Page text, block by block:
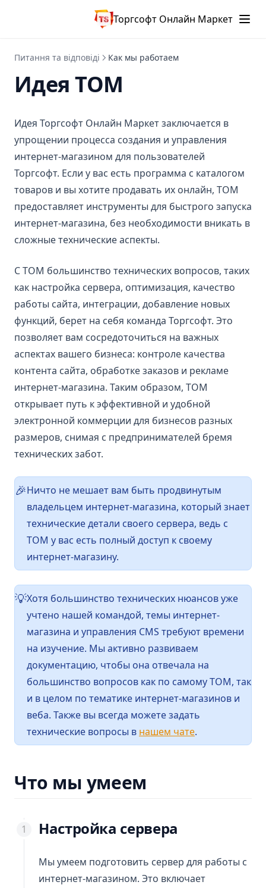
Торгсофт Онлайн Маркет
Питання та відповіді Как мы работаем
Идея ТОМ
Идея Торгсофт Онлайн Маркет заключается в
упрощении процесса создания и управления
интернет-магазином для пользователей
Торгсофт. Если у вас есть программа с каталогом
товаров и вы хотите продавать их онлайн, ТОМ
предоставляет инструменты для быстрого запуска
интернет-магазина, без необходимости вникать в
сложные технические аспекты.
С ТОМ большинство технических вопросов, таких
как настройка сервера, оптимизация, качество
работы сайта, интеграции, добавление новых
функций, берет на себя команда Торгсофт. Это
позволяет вам сосредоточиться на важных
аспектах вашего бизнеса: контроле качества
контента сайта, обработке заказов и рекламе
интернет-магазина. Таким образом, ТОМ
открывает путь к эффективной и удобной
электронной коммерции для бизнесов разных
размеров, снимая с предпринимателей бремя
технических забот.
🎉️Ничто не мешает вам быть продвинутым
владельцем интернет-магазина, который знает
технические детали своего сервера, ведь с
ТОМ у вас есть полный доступ к своему
интернет-магазину.
💡Хотя большинство технических нюансов уже
учтено нашей командой, темы интернет-
магазина и управления CMS требуют времени
на изучение. Мы активно развиваем
документацию, чтобы она отвечала на
большинство вопросов как по самому ТОМ, так
и в целом по тематике интернет-магазинов и
веба. Также вы всегда можете задать
технические вопросы в нашем чате.
Что мы умеем
Настройка сервера
Мы умеем подготовить сервер для работы с
интернет-магазином. Это включает